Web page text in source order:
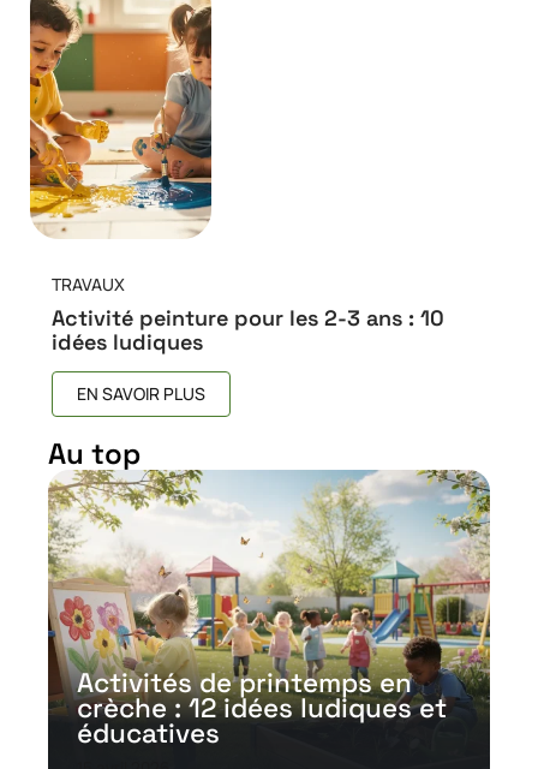
TRAVAUX
Activité peinture pour les 2-3 ans : 10
idées ludiques
EN SAVOIR PLUS
Au top
Activités de printemps en
crèche : 12 idées ludiques et
éducatives